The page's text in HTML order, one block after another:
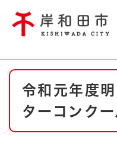
やさしい日本語
防災・緊急情報
ハザードマップ
本
令和元年度
ターコンク